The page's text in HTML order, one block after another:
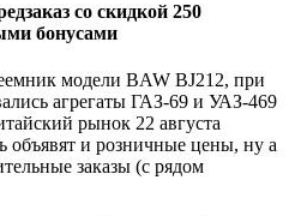
со скидкой 250
бонусами
модели BAW BJ212, при
агрегаты ГАЗ-69 и УАЗ-469
рынок 22 августа
объявят и розничные цены, ну а
заказы (с рядом